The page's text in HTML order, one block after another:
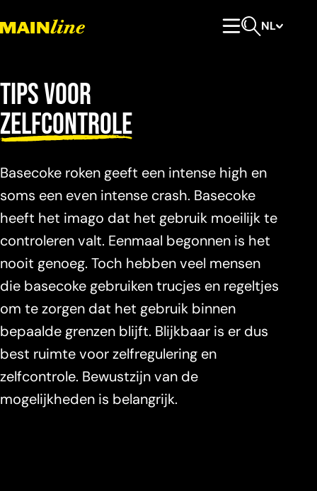
NL
Tips voor
zelfcontrole
Basecoke roken geeft een intense high en
soms een even intense crash. Basecoke
heeft het imago dat het gebruik moeilijk te
controleren valt. Eenmaal begonnen is het
nooit genoeg. Toch hebben veel mensen
die basecoke gebruiken trucjes en regeltjes
om te zorgen dat het gebruik binnen
bepaalde grenzen blijft. Blijkbaar is er dus
best ruimte voor zelfregulering en
zelfcontrole. Bewustzijn van de
mogelijkheden is belangrijk.